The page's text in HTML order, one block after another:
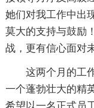
她们对我工作中出
莫大的支持与鼓励
战，更有信心面对
这两个月的工
一个蓬勃壮大的精